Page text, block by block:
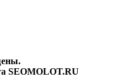
SEOMOLOT.RU